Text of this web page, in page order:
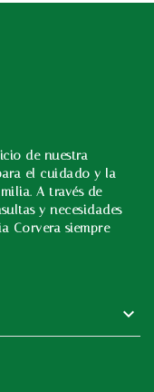
de nuestra
el cuidado y la
A través de
y necesidades
Corvera siempre
